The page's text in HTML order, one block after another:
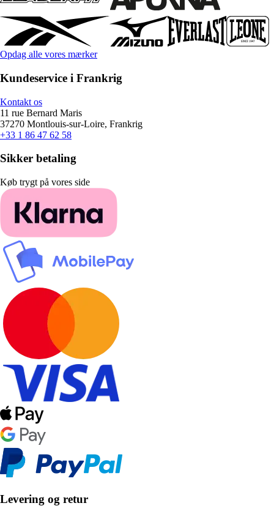
Opdag alle vores mærker
Kundeservice i Frankrig
Kontakt os
11 rue Bernard Maris
37270 Montlouis-sur-Loire, Frankrig
+33 1 86 47 62 58
Sikker betaling
Køb trygt på vores side
Levering og retur